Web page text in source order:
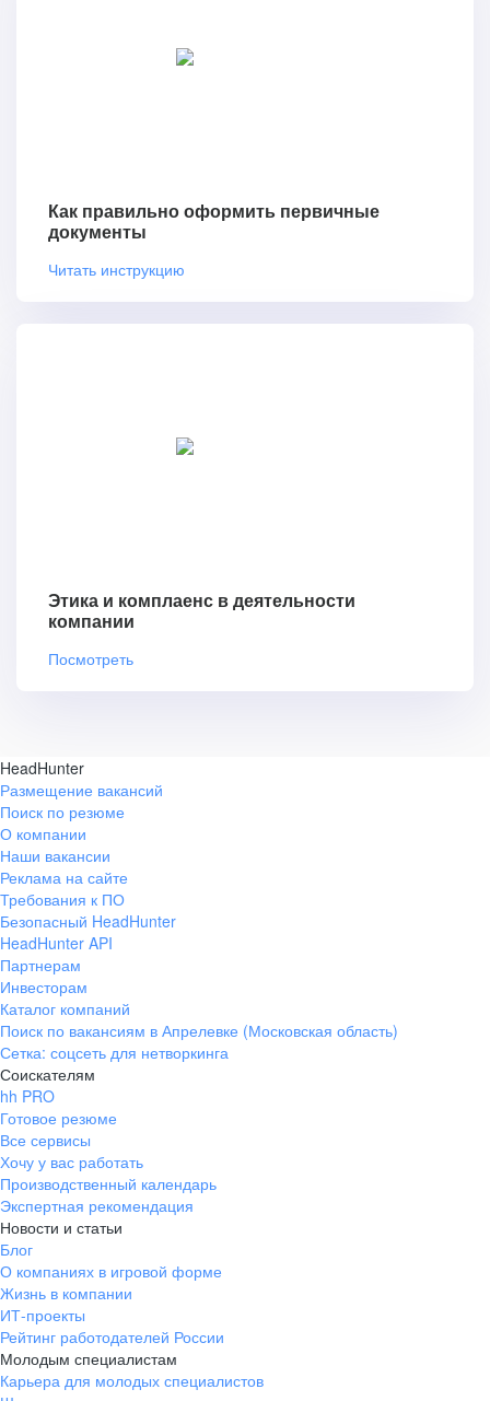
Как правильно оформить первичные
документы
Читать инструкцию
Этика и комплаенс в деятельности
компании
Посмотреть
HeadHunter
Размещение вакансий
Поиск по резюме
О компании
Наши вакансии
Реклама на сайте
Требования к ПО
Безопасный HeadHunter
HeadHunter API
Партнерам
Инвесторам
Каталог компаний
Поиск по вакансиям в Апрелевке (Московская область)
Сетка: соцсеть для нетворкинга
Соискателям
hh PRO
Готовое резюме
Все сервисы
Хочу у вас работать
Производственный календарь
Экспертная рекомендация
Новости и статьи
Блог
О компаниях в игровой форме
Жизнь в компании
ИТ-проекты
Рейтинг работодателей России
Молодым специалистам
Карьера для молодых специалистов